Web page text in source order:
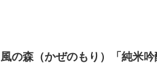
風の森（かぜのもり）「純米